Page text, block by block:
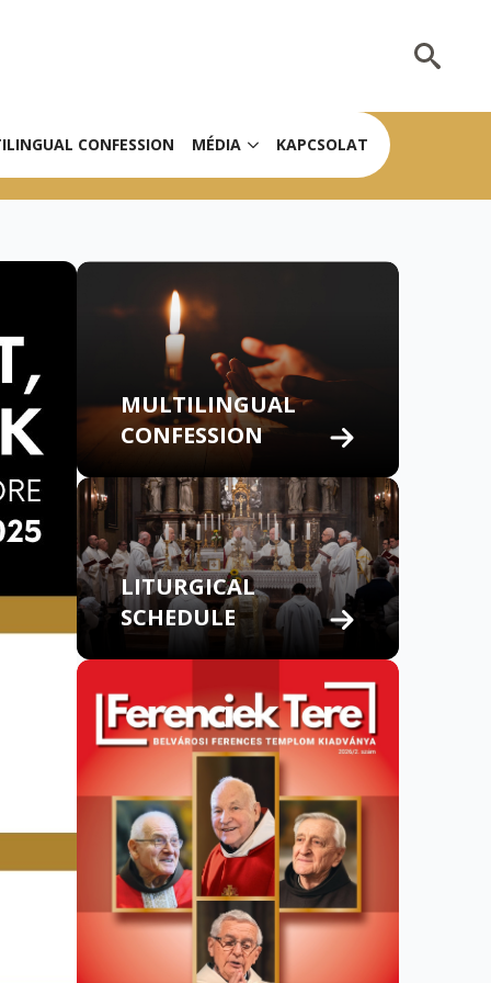
CONFESSION MÉDIA KAPCSOLAT
MULTILINGUAL
CONFESSION
LITURGICAL
SCHEDULE